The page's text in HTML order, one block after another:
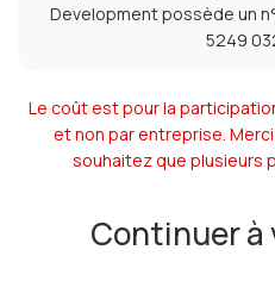
Development possède un
5249
Le coût est pour la
et non par entreprise.
souhaitez que plusieurs
Continuer à